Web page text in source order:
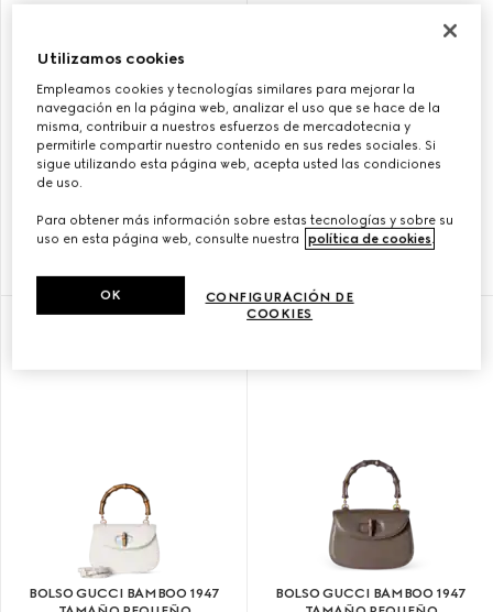
BOLSO GUCCI BAMBOO 1947
R 93,500
BOLSO GUCCI BAMBOO 1947
PERSONALIZAR CON LAS INICIALES
BOLSO GUCCI BAMBOO 1947
Utilizamos cookies
Empleamos cookies y tecnologías similares para mejorar la
navegación en la página web, analizar el uso que se hace de la
misma, contribuir a nuestros esfuerzos de mercadotecnia y
permitirle compartir nuestro contenido en sus redes sociales. Si
sigue utilizando esta página web, acepta usted las condiciones
de uso.
Para obtener más información sobre estas tecnologías y sobre su
uso en esta página web, consulte nuestra
política de cookies.
CONFIGURACIÓN DE
COOKIES
OK